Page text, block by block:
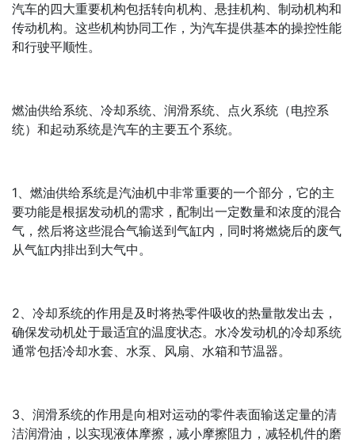
汽车的四大重要机构包括转向机构、悬挂机构、制动机构和
传动机构。这些机构协同工作，为汽车提供基本的操控性能
和行驶平顺性。
燃油供给系统、冷却系统、润滑系统、点火系统（电控系
统）和起动系统是汽车的主要五个系统。
1、燃油供给系统是汽油机中非常重要的一个部分，它的主
要功能是根据发动机的需求，配制出一定数量和浓度的混合
气，然后将这些混合气输送到气缸内，同时将燃烧后的废气
从气缸内排出到大气中。
2、冷却系统的作用是及时将热零件吸收的热量散发出去，
确保发动机处于最适宜的温度状态。水冷发动机的冷却系统
通常包括冷却水套、水泵、风扇、水箱和节温器。
3、润滑系统的作用是向相对运动的零件表面输送定量的清
洁润滑油，以实现液体摩擦，减小摩擦阻力，减轻机件的磨